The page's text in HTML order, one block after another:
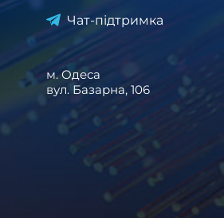
Чат-підтримка
м. Одеса
вул. Базарна, 106